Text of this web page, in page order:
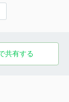
共有する